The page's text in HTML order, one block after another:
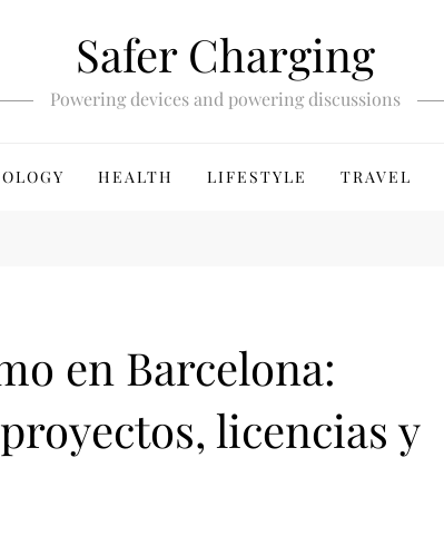
Safer Charging
Powering devices and powering discussions
HEALTH LIFESTYLE TRAVEL
en Barcelona:
licencias y